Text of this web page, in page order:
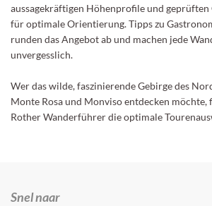
aussagekräftigen Höhenprofile und geprüften
für optimale Orientierung. Tipps zu
runden das Angebot ab und machen jede
unvergesslich.
Wer das wilde, faszinierende Gebirge des
Monte Rosa und Monviso entdecken möchte,
Rother Wanderführer die optimale
Snel naar